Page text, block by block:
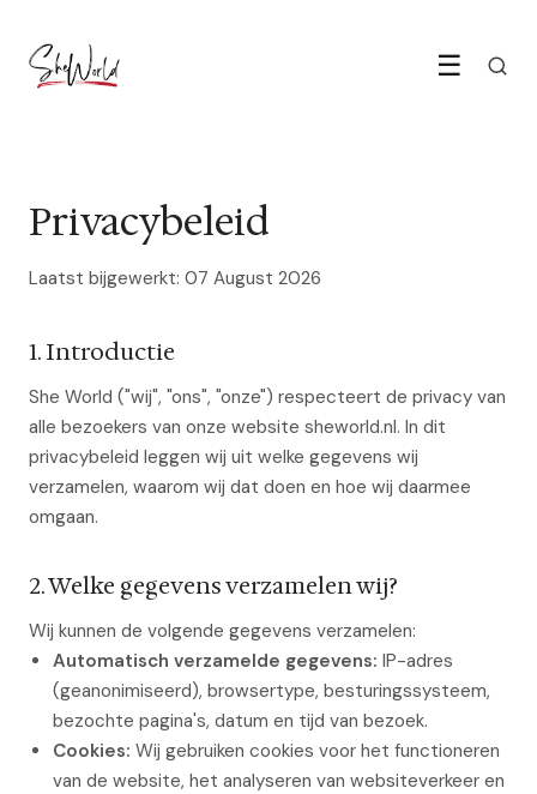
☰
Privacybeleid
Laatst bijgewerkt: 07 August 2026
1. Introductie
She World ("wij", "ons", "onze") respecteert de privacy van
alle bezoekers van onze website sheworld.nl. In dit
privacybeleid leggen wij uit welke gegevens wij
verzamelen, waarom wij dat doen en hoe wij daarmee
omgaan.
2. Welke gegevens verzamelen wij?
Wij kunnen de volgende gegevens verzamelen:
Automatisch verzamelde gegevens: IP-adres
(geanonimiseerd), browsertype, besturingssysteem,
bezochte pagina's, datum en tijd van bezoek.
Cookies: Wij gebruiken cookies voor het functioneren
van de website, het analyseren van websiteverkeer en